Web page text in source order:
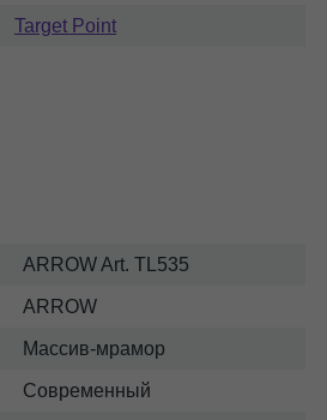
Target Point
ARROW Art. TL535
ARROW
Массив-мрамор
Современный